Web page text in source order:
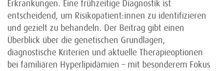
Erkrankungen. Eine frühzeitige Diagnostik ist
entscheidend, um Risikopatient:innen zu identifizieren
und gezielt zu behandeln. Der Beitrag gibt einen
Überblick über die genetischen Grundlagen,
diagnostische Kriterien und aktuelle Therapieoptionen
bei familiären Hyperlipidämien – mit besonderem Fokus